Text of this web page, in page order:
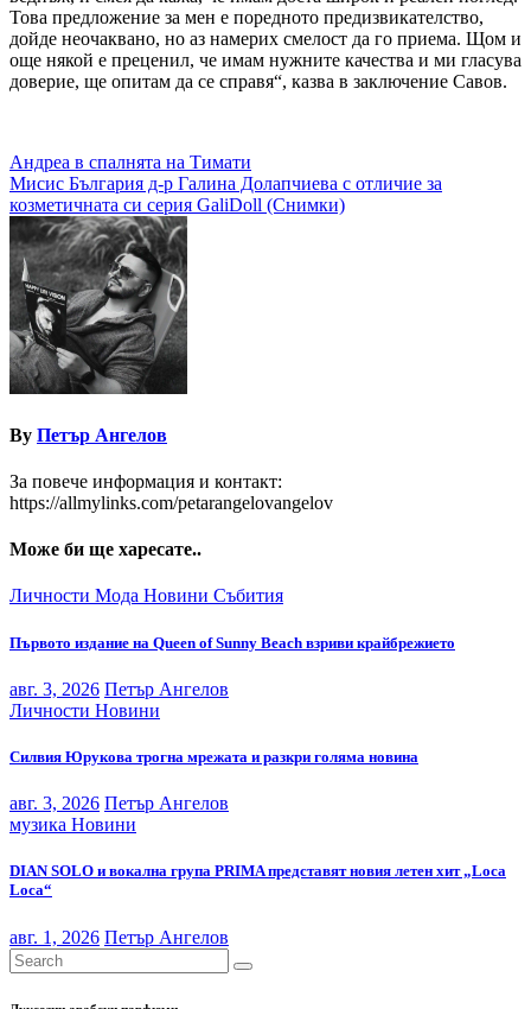
Това предложение за мен е поредното предизвикателство,
дойде неочаквано, но аз намерих смелост да го приема. Щом и
още някой е преценил, че имам нужните качества и ми гласува
доверие, ще опитам да се справя“, казва в заключение Савов.
Навигация
Андреа в спалнята на Тимати
Мисис България д-р Галина Долапчиева с отличие за
козметичната си серия GaliDoll (Снимки)
By Петър Ангелов
За повече информация и контакт:
https://allmylinks.com/petarangelovangelov
Може би ще харесате..
Личности Мода Новини Събития
Първото издание на Queen of Sunny Beach взриви крайбрежието
авг. 3, 2026 Петър Ангелов
Личности Новини
Силвия Юрукова трогна мрежата и разкри голяма новина
авг. 3, 2026 Петър Ангелов
музика Новини
DIAN SOLO и вокална група PRIMA представят новия летен хит „Loca
Loca“
авг. 1, 2026 Петър Ангелов